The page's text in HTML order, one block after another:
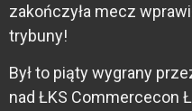
zakończyła mecz
trybuny!
Był to piąty wygrany
nad ŁKS Commercecon